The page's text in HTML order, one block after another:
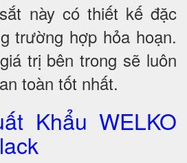
này có thiết kế đặc
trường hợp hỏa hoạn.
trị bên trong sẽ luôn
toàn tốt nhất.
Khẩu WELKO